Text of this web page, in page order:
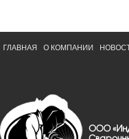
ГЛАВНАЯ О КОМПАНИИ
ООО